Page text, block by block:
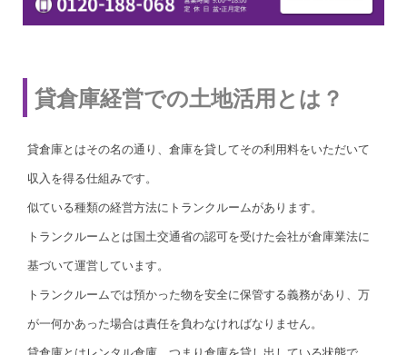
貸倉庫経営での土地活用とは？
貸倉庫とはその名の通り、倉庫を貸してその利用料をいただいて
収入を得る仕組みです。
似ている種類の経営方法にトランクルームがあります。
トランクルームとは国土交通省の認可を受けた会社が倉庫業法に
基づいて運営しています。
トランクルームでは預かった物を安全に保管する義務があり、万
が一何かあった場合は責任を負わなければなりません。